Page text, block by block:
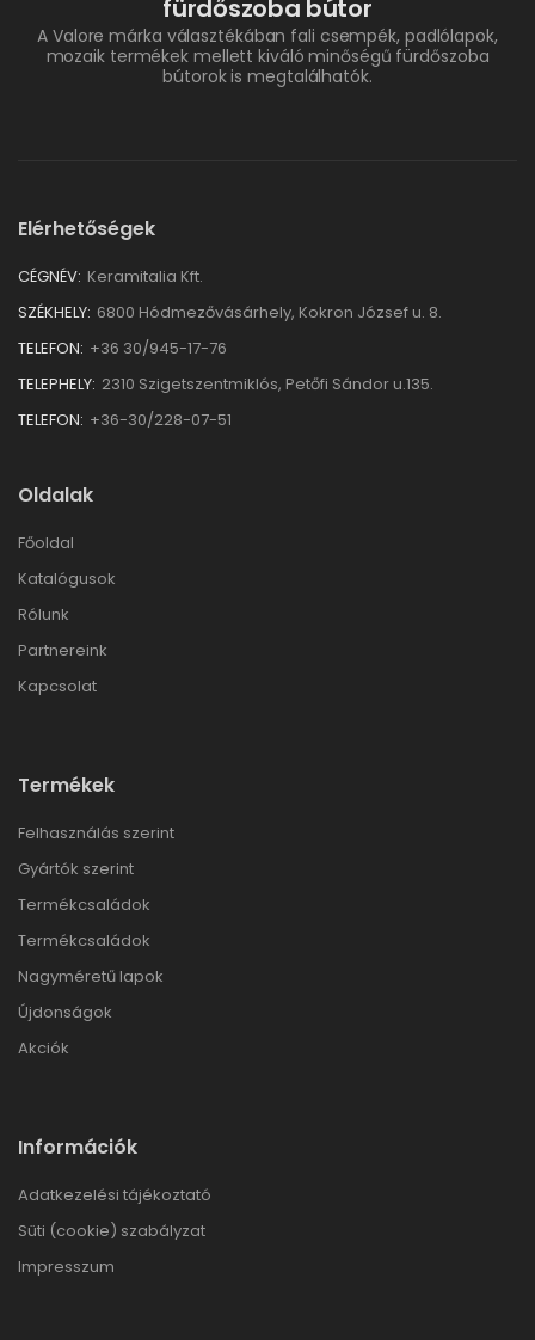
fürdőszoba bútor
A Valore márka választékában fali csempék, padlólapok,
mozaik termékek mellett kiváló minőségű fürdőszoba
bútorok is megtalálhatók.
Elérhetőségek
CÉGNÉV: Keramitalia Kft.
SZÉKHELY: 6800 Hódmezővásárhely, Kokron József u. 8.
TELEFON: +36 30/945-17-76
TELEPHELY: 2310 Szigetszentmiklós, Petőfi Sándor u.135.
TELEFON: +36-30/228-07-51
Oldalak
Főoldal
Katalógusok
Rólunk
Partnereink
Kapcsolat
Termékek
Felhasználás szerint
Gyártók szerint
Termékcsaládok
Termékcsaládok
Nagyméretű lapok
Újdonságok
Akciók
Információk
Adatkezelési tájékoztató
Süti (cookie) szabályzat
Impresszum